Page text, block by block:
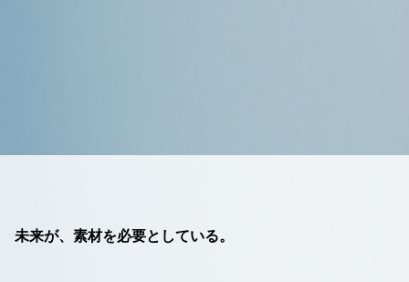
未来が、素材を必要としている。